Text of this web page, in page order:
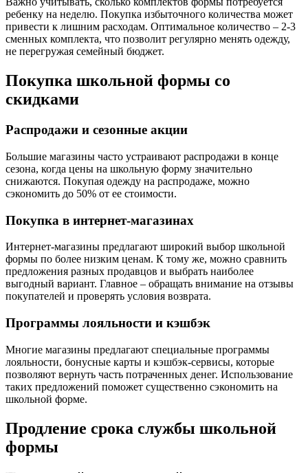
ребенку на неделю. Покупка избыточного количества может
привести к лишним расходам. Оптимальное количество – 2-3
сменных комплекта, что позволит регулярно менять одежду,
не перегружая семейный бюджет.
Покупка школьной формы со
скидками
Распродажи и сезонные акции
Большие магазины часто устраивают распродажи в конце
сезона, когда цены на школьную форму значительно
снижаются. Покупая одежду на распродаже, можно
сэкономить до 50% от ее стоимости.
Покупка в интернет-магазинах
Интернет-магазины предлагают широкий выбор школьной
формы по более низким ценам. К тому же, можно сравнить
предложения разных продавцов и выбрать наиболее
выгодный вариант. Главное – обращать внимание на отзывы
покупателей и проверять условия возврата.
Программы лояльности и кэшбэк
Многие магазины предлагают специальные программы
лояльности, бонусные карты и кэшбэк-сервисы, которые
позволяют вернуть часть потраченных денег. Использование
таких предложений поможет существенно сэкономить на
школьной форме.
Продление срока службы школьной
формы